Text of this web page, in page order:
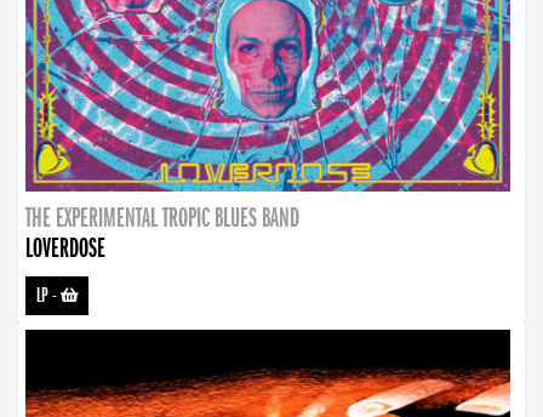
THE EXPERIMENTAL TROPIC BLUES BAND
LOVERDOSE
LP-